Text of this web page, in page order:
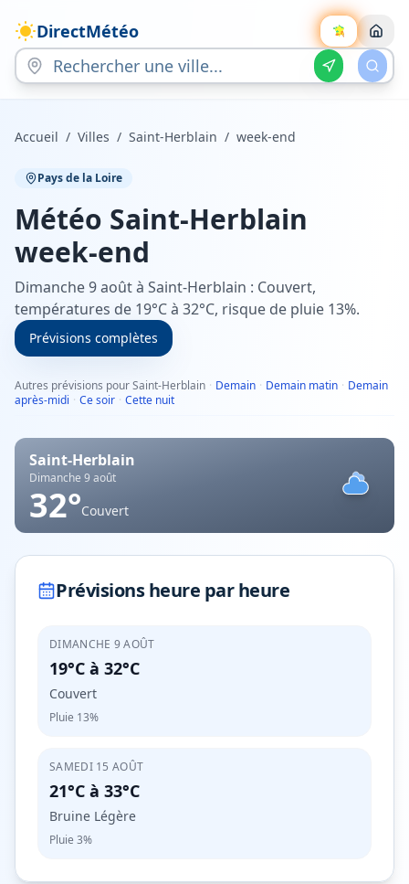
DirectMétéo
Accueil / Villes / Saint-Herblain / week-end
Pays de la Loire
Météo Saint-Herblain
week-end
Dimanche 9 août à Saint-Herblain : Couvert,
températures de 19°C à 32°C, risque de pluie 13%.
Prévisions complètes
Autres prévisions pour Saint-Herblain · Demain · Demain matin · Demain
après-midi · Ce soir · Cette nuit
Saint-Herblain
Dimanche 9 août
32°Couvert
Prévisions heure par heure
DIMANCHE 9 AOÛT
19°C à 32°C
Couvert
Pluie 13%
SAMEDI 15 AOÛT
21°C à 33°C
Bruine Légère
Pluie 3%